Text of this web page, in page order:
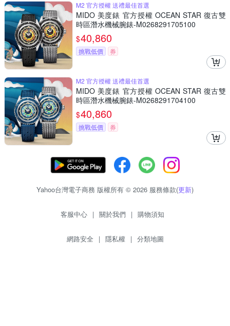
M2 官方授權 送禮最佳首選
MIDO 美度錶 官方授權 OCEAN STAR 復古雙
時區潛水機械腕錶-M0268291705100
$40,860
挑戰低價 券
M2 官方授權 送禮最佳首選
MIDO 美度錶 官方授權 OCEAN STAR 復古雙
時區潛水機械腕錶-M0268291704100
$40,860
挑戰低價 券
Yahoo台灣電子商務 版權所有 © 2026 服務條款(更新)
客服中心 | 關於我們 | 購物須知
網路安全 | 隱私權 | 分類地圖